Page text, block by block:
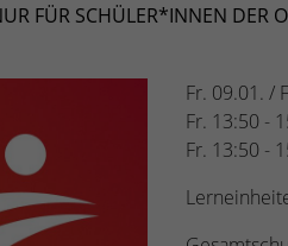
FÜR SCHÜLER*INNEN DER
Fr. 09.01. /
Fr. 13:50 -
Fr. 13:50 -